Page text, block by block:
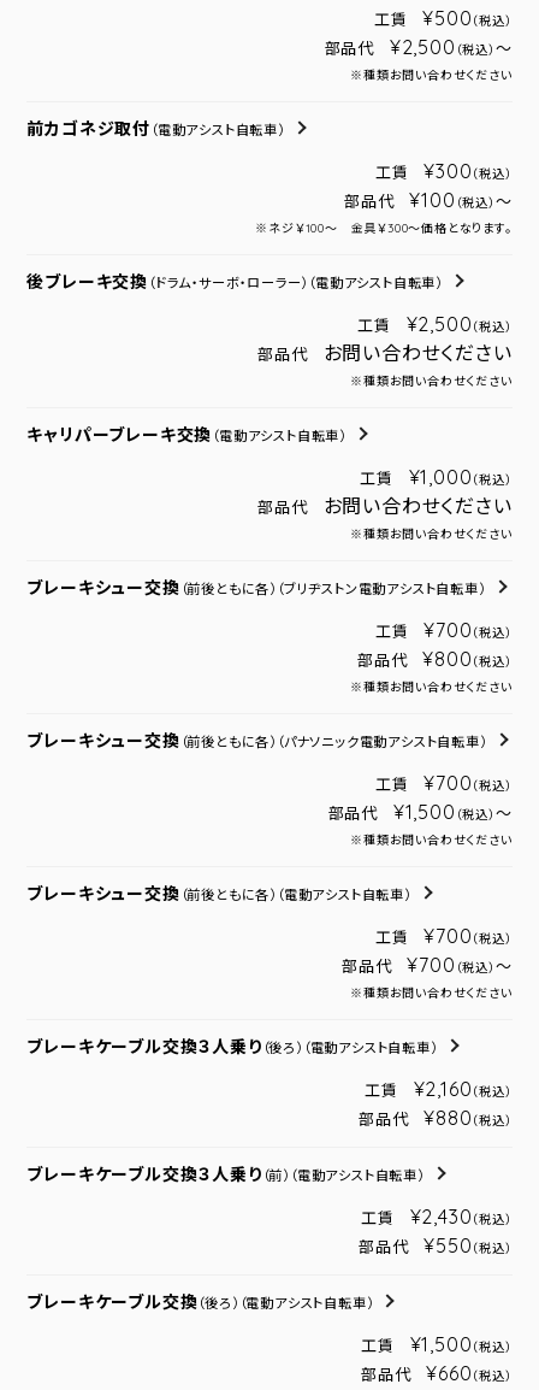
工賃 ¥500 （税込）
部品代 ¥2,500 （税込） ～
※種類お問い合わせください
前カゴネジ取付 （電動アシスト自転車）
工賃 ¥300 （税込）
部品代 ¥100 （税込） ～
※ネジ￥100～ 金具￥300～価格となります。
後ブレーキ交換 （ドラム・サーボ・ローラー） （電動アシスト自転車）
工賃 ¥2,500 （税込）
部品代 お問い合わせください
※種類お問い合わせください
キャリパーブレーキ交換 （電動アシスト自転車）
工賃 ¥1,000 （税込）
部品代 お問い合わせください
※種類お問い合わせください
ブレーキシュー交換 （前後ともに各） （ブリヂストン電動アシスト自転車）
工賃 ¥700 （税込）
部品代 ¥800 （税込）
※種類お問い合わせください
ブレーキシュー交換 （前後ともに各） （パナソニック電動アシスト自転車）
工賃 ¥700 （税込）
部品代 ¥1,500 （税込） ～
※種類お問い合わせください
ブレーキシュー交換 （前後ともに各） （電動アシスト自転車）
工賃 ¥700 （税込）
部品代 ¥700 （税込） ～
※種類お問い合わせください
ブレーキケーブル交換３人乗り （後ろ） （電動アシスト自転車）
工賃 ¥2,160 （税込）
部品代 ¥880 （税込）
ブレーキケーブル交換３人乗り （前） （電動アシスト自転車）
工賃 ¥2,430 （税込）
部品代 ¥550 （税込）
ブレーキケーブル交換 （後ろ） （電動アシスト自転車）
工賃 ¥1,500 （税込）
部品代 ¥660 （税込）